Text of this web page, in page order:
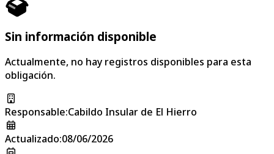
Sin información disponible
Actualmente, no hay registros disponibles para esta
obligación.
Responsable:Cabildo Insular de El Hierro
Actualizado:08/06/2026